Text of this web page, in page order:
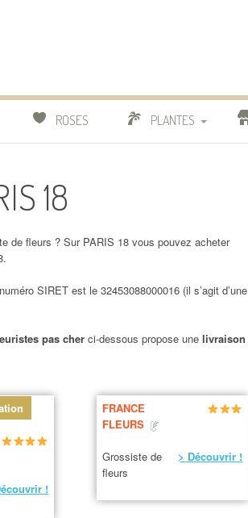
ROSES PLANTES
BONSAI
18
de fleurs ? Sur PARIS 18 vous pouvez acheter
SIRET est le 32453088000016 (il s’agit d’une
pas cher ci-dessous propose une livraison
!
FRANCE
FLEURS
Grossiste de
fleurs
> Découvrir !